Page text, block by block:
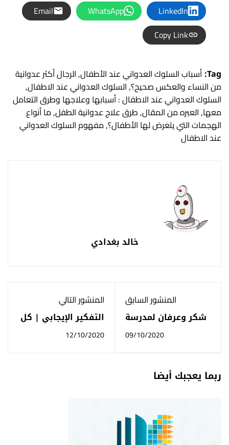
LinkedIn
WhatsApp
Email
Copy Link
Tag: أسباب السلوك العدواني عند الأطفال,الرجال أكثر عدوانية
من النساء والعكس صحيح؟,السلوك العدواني عند الاطفال,
السلوك العدواني عند الاطفال : أسبابها وعلاجها وطرق التعامل
معها,العبره من المقال,طرق علاج عدوانية الطفل,ما أنواع
الهجمات التي يتعرض لها الأطفال؟,مفهوم السلوك العدواني
عند الاطفال
خالد بغدادي
المنشور السابق
شكر وعرفان لمدرسة
الفجر الجديد ومركز
لندن
09/10/2020
المنشور التالي
التفكير الإيجابي | كل
شئ عنه من البدايه
للنهاية
12/10/2020
ربما يعجبك أيضا